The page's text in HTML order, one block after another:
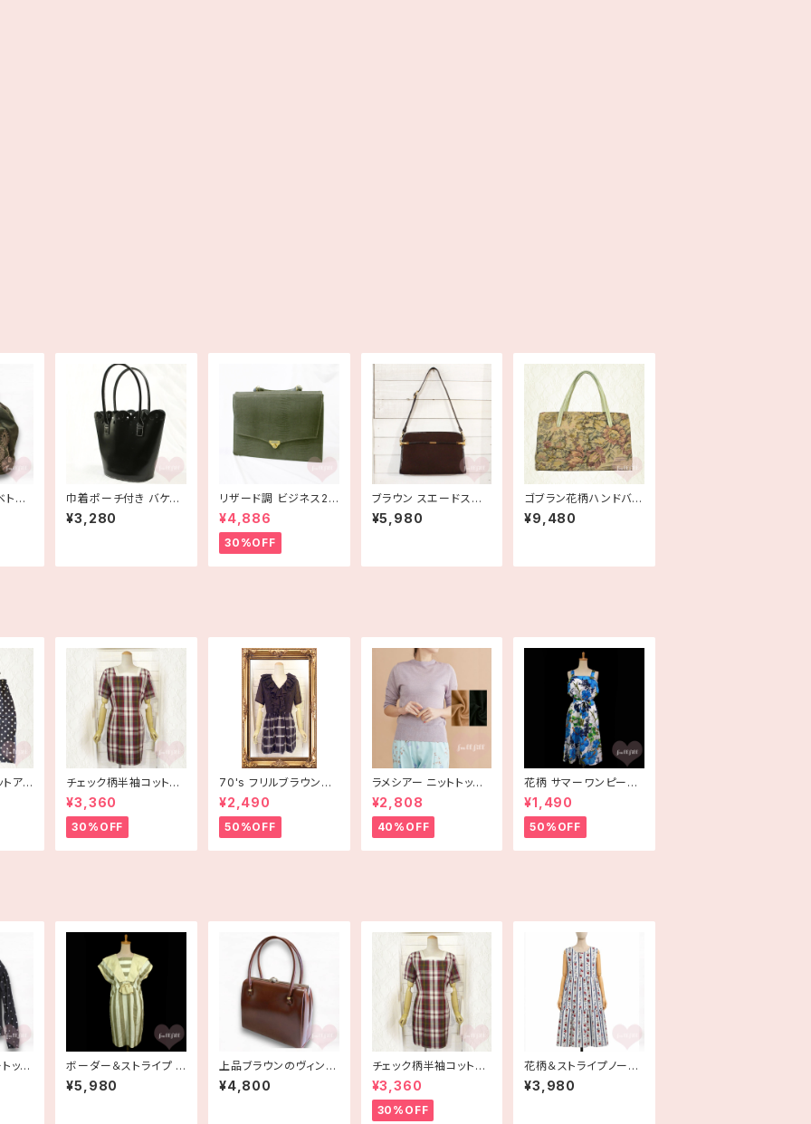
トナ
巾着ポーチ付き バケツ
型ハンドバッグ bag カ
ットワーク 黒 ブラック
¥3,280
リザード調 ビジネス2W
AYバッグ ショルダーバ
ッグ 古着
¥4,886
30%OFF
ブラウン スエードスク
エアショルダーバッグ 古
着
¥5,980
ゴブラン花柄ハンドバッ
グ
¥9,480
アッ
チェック柄半袖コットン
ワンピース 古着
¥3,360
30%OFF
70's フリルブラウン×
白チェック半袖ワンピー
ス【アメリカ古着】
¥2,490
50%OFF
ラメシアー ニットトップ
ス 〔merlot plus〕
¥2,808
40%OFF
花柄 サマーワンピース
サマードレス ハイビス
カス ブルー USA古着
HAWAII
¥1,490
50%OFF
ップ
ボーダー＆ストライプ コ
ットンリネン フレンチス
リーブワンピース 古着
¥5,980
上品ブラウンのヴィンテ
ージレザーハンドバッグ
がま口 デッドストック
¥4,800
チェック柄半袖コットン
ワンピース 古着
¥3,360
30%OFF
花柄＆ストライプノース
リーブコットンティアー
ドワンピース
¥3,980